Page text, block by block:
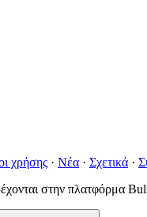
χρήσης · Νέα · Σχετικά ·
στην πλατφόρμα